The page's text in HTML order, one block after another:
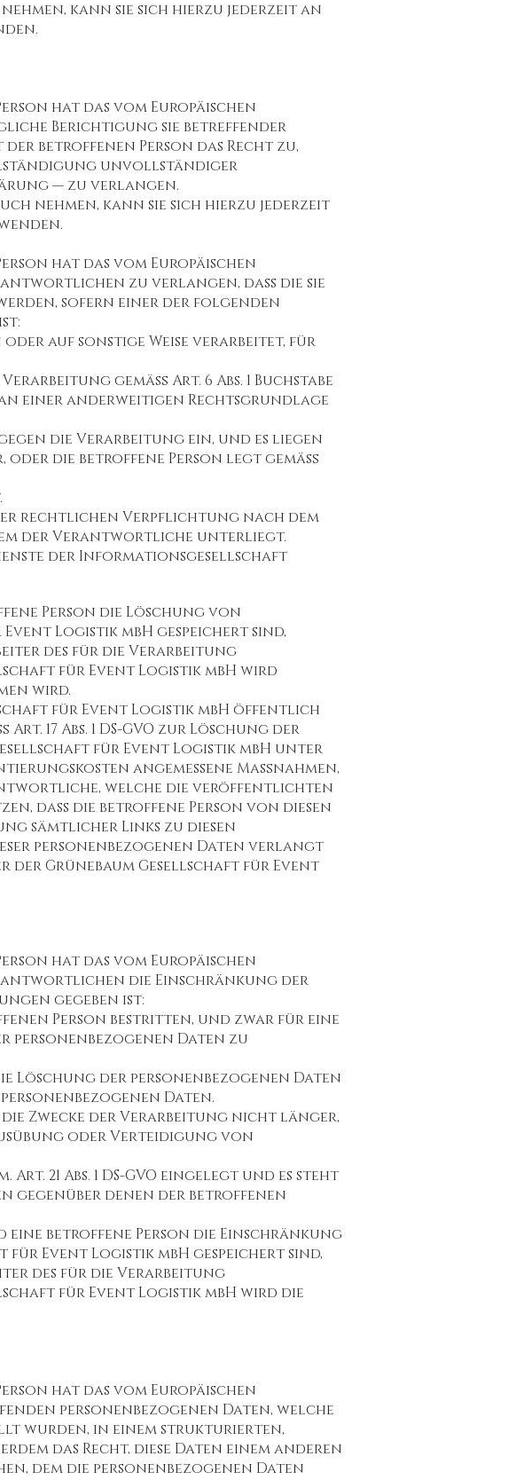
kann sie sich hierzu jederzeit an
hat das vom Europäischen
Berichtigung sie betreffender
betroffenen Person das Recht zu,
unvollständiger
— zu verlangen.
nehmen, kann sie sich hierzu jederzeit
hat das vom Europäischen
zu verlangen, dass die sie
sofern einer der folgenden
auf sonstige Weise verarbeitet, für
gemäß Art. 6 Abs. 1 Buchstabe
an einer anderweitigen Rechtsgrundlage
gegen die Verarbeitung ein, und es liegen
die betroffene Person legt gemäß
rechtlichen Verpflichtung nach dem
der Verantwortliche unterliegt.
der Informationsgesellschaft
Person die Löschung von
Logistik mbH gespeichert sind,
des für die Verarbeitung
für Event Logistik mbH wird
wird.
für Event Logistik mbH öffentlich
17 Abs. 1 DS-GVO zur Löschung der
für Event Logistik mbH unter
angemessene Maßnahmen,
welche die veröffentlichten
dass die betroffene Person von diesen
sämtlicher Links zu diesen
personenbezogenen Daten verlangt
Grünebaum Gesellschaft für Event
hat das vom Europäischen
die Einschränkung der
gegeben ist:
Person bestritten, und zwar für eine
Daten zu
der personenbezogenen Daten
Daten.
Zwecke der Verarbeitung nicht länger,
oder Verteidigung von
21 Abs. 1 DS-GVO eingelegt und es steht
gegenüber denen der betroffenen
eine betroffene Person die Einschränkung
für Event Logistik mbH gespeichert sind,
des für die Verarbeitung
für Event Logistik mbH wird die
hat das vom Europäischen
personenbezogenen Daten, welche
wurden, in einem strukturierten,
das Recht, diese Daten einem anderen
dem die personenbezogenen Daten